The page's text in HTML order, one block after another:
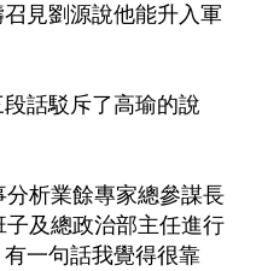
見劉源說他能升入軍
話駁斥了高瑜的說
析業餘專家總參謀長
及總政治部主任進行
一句話我覺得很靠